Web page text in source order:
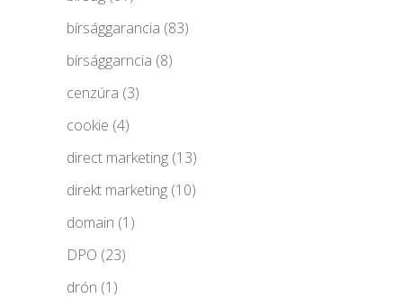
bírsággarancia (83)
bírsággarncia (8)
cenzúra (3)
cookie (4)
direct marketing (13)
direkt marketing (10)
domain (1)
DPO (23)
drón (1)